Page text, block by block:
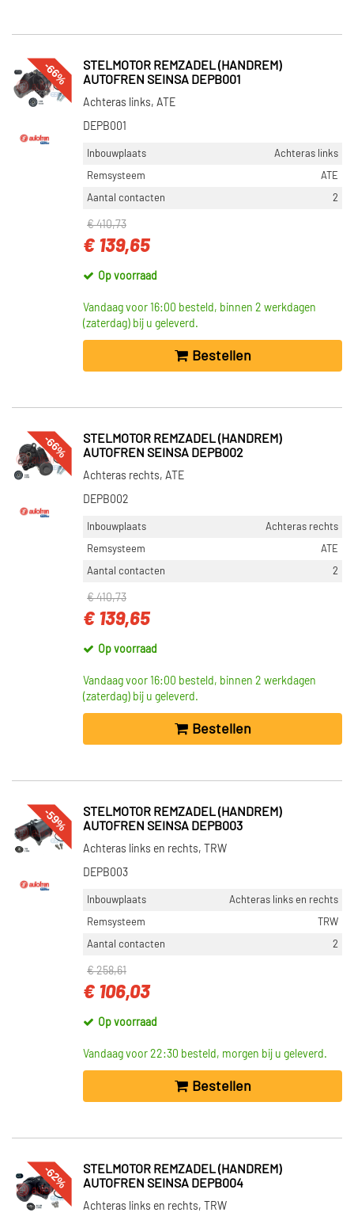
-66%
STELMOTOR REMZADEL (HANDREM)
AUTOFREN SEINSA DEPB001
Achteras links, ATE
DEPB001
Inbouwplaats
Achteras links
Remsysteem
ATE
Aantal contacten
2
€ 410,73
€ 139,65
Op voorraad
Vandaag voor 16:00 besteld, binnen 2 werkdagen
(zaterdag) bij u geleverd.
Bestellen
-66%
STELMOTOR REMZADEL (HANDREM)
AUTOFREN SEINSA DEPB002
Achteras rechts, ATE
DEPB002
Inbouwplaats
Achteras rechts
Remsysteem
ATE
Aantal contacten
2
€ 410,73
€ 139,65
Op voorraad
Vandaag voor 16:00 besteld, binnen 2 werkdagen
(zaterdag) bij u geleverd.
Bestellen
-59%
STELMOTOR REMZADEL (HANDREM)
AUTOFREN SEINSA DEPB003
Achteras links en rechts, TRW
DEPB003
Inbouwplaats
Achteras links en rechts
Remsysteem
TRW
Aantal contacten
2
€ 258,61
€ 106,03
Op voorraad
Vandaag voor 22:30 besteld, morgen bij u geleverd.
Bestellen
-62%
STELMOTOR REMZADEL (HANDREM)
AUTOFREN SEINSA DEPB004
Achteras links en rechts, TRW